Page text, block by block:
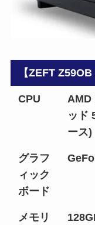
【ZEFT Z59OB
CPU
AMD
ッド
ース)
グラフ
ィック
ボード
メモリ